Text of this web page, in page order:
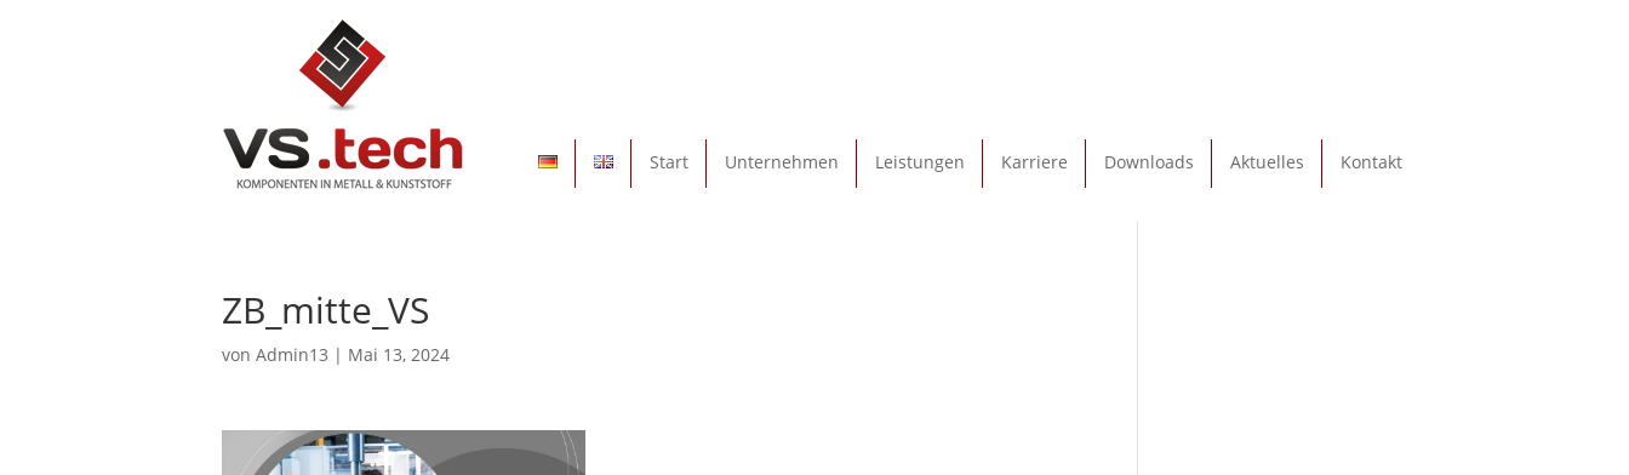
Start Unternehmen Leistungen Karriere Downloads Aktuelles Kontakt
ZB_mitte_VS
von Admin13 | Mai 13, 2024